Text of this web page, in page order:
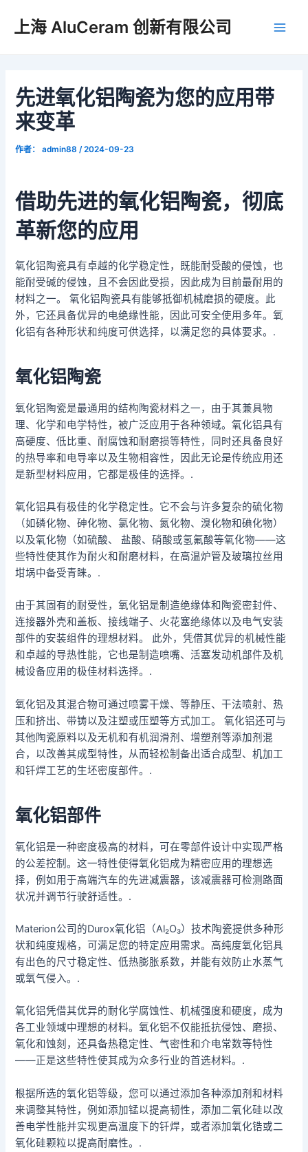
上海 AluCeram 创新有限公司
单
先进氧化铝陶瓷为您的应用带
来变革
作者： admin88 /2024-09-23
借助先进的氧化铝陶瓷，彻底
革新您的应用
氧化铝陶瓷具有卓越的化学稳定性，既能耐受酸的侵蚀，也
能耐受碱的侵蚀，且不会因此受损，因此成为目前最耐用的
材料之一。 氧化铝陶瓷具有能够抵御机械磨损的硬度。此
外，它还具备优异的电绝缘性能，因此可安全使用多年。氧
化铝有各种形状和纯度可供选择，以满足您的具体要求。.
氧化铝陶瓷
氧化铝陶瓷是最通用的结构陶瓷材料之一，由于其兼具物
理、化学和电学特性，被广泛应用于各种领域。氧化铝具有
高硬度、低比重、耐腐蚀和耐磨损等特性，同时还具备良好
的热导率和电导率以及生物相容性，因此无论是传统应用还
是新型材料应用，它都是极佳的选择。.
氧化铝具有极佳的化学稳定性。它不会与许多复杂的硫化物
（如磷化物、砷化物、氯化物、氮化物、溴化物和碘化物）
以及氧化物（如硫酸、 盐酸、硝酸或氢氟酸等氧化物——这
些特性使其作为耐火和耐磨材料，在高温炉管及玻璃拉丝用
坩埚中备受青睐。.
由于其固有的耐受性，氧化铝是制造绝缘体和陶瓷密封件、
连接器外壳和盖板、接线端子、火花塞绝缘体以及电气安装
部件的安装组件的理想材料。 此外，凭借其优异的机械性能
和卓越的导热性能，它也是制造喷嘴、活塞发动机部件及机
械设备应用的极佳材料选择。.
氧化铝及其混合物可通过喷雾干燥、等静压、干法喷射、热
压和挤出、带铸以及注塑或压塑等方式加工。 氧化铝还可与
其他陶瓷原料以及无机和有机润滑剂、增塑剂等添加剂混
合，以改善其成型特性，从而轻松制备出适合成型、机加工
和钎焊工艺的生坯密度部件。.
氧化铝部件
氧化铝是一种密度极高的材料，可在零部件设计中实现严格
的公差控制。这一特性使得氧化铝成为精密应用的理想选
择，例如用于高端汽车的先进减震器，该减震器可检测路面
状况并调节行驶舒适性。.
Materion公司的Durox氧化铝（Al₂O₃）技术陶瓷提供多种形
状和纯度规格，可满足您的特定应用需求。高纯度氧化铝具
有出色的尺寸稳定性、低热膨胀系数，并能有效防止水蒸气
或氧气侵入。.
氧化铝凭借其优异的耐化学腐蚀性、机械强度和硬度，成为
各工业领域中理想的材料。氧化铝不仅能抵抗侵蚀、磨损、
氧化和蚀刻，还具备热稳定性、气密性和介电常数等特性
——正是这些特性使其成为众多行业的首选材料。.
根据所选的氧化铝等级，您可以通过添加各种添加剂和材料
来调整其特性，例如添加锰以提高韧性，添加二氧化硅以改
善电学性能并实现更高温度下的钎焊，或者添加氧化锆或二
氧化硅颗粒以提高耐磨性。.